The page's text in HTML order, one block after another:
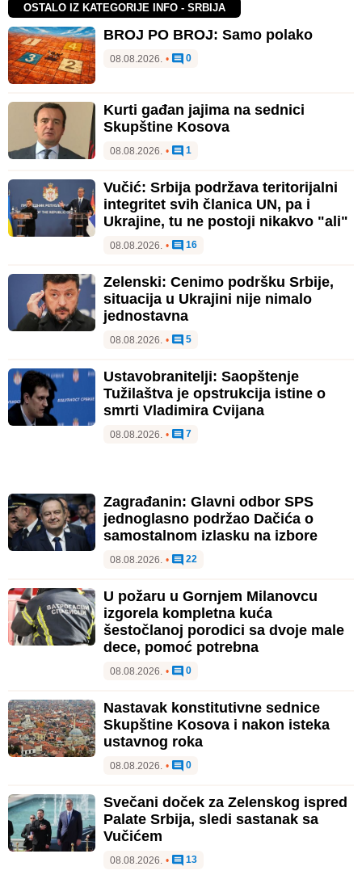
OSTALO IZ KATEGORIJE INFO - SRBIJA
BROJ PO BROJ: Samo polako
08.08.2026. • 0
Kurti gađan jajima na sednici
Skupštine Kosova
08.08.2026. • 1
Vučić: Srbija podržava teritorijalni
integritet svih članica UN, pa i
Ukrajine, tu ne postoji nikakvo "ali"
08.08.2026. • 16
Zelenski: Cenimo podršku Srbije,
situacija u Ukrajini nije nimalo
jednostavna
08.08.2026. • 5
Ustavobranitelji: Saopštenje
Tužilaštva je opstrukcija istine o
smrti Vladimira Cvijana
08.08.2026. • 7
Zagrađanin: Glavni odbor SPS
jednoglasno podržao Dačića o
samostalnom izlasku na izbore
08.08.2026. • 22
U požaru u Gornjem Milanovcu
izgorela kompletna kuća
šestočlanoj porodici sa dvoje male
dece, pomoć potrebna
08.08.2026. • 0
Nastavak konstitutivne sednice
Skupštine Kosova i nakon isteka
ustavnog roka
08.08.2026. • 0
Svečani doček za Zelenskog ispred
Palate Srbija, sledi sastanak sa
Vučićem
08.08.2026. • 13